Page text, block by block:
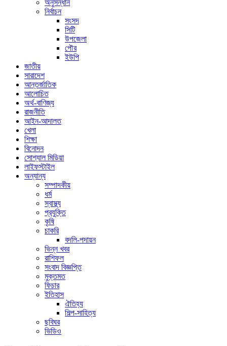
অনুসন্ধান
নির্বাচন
সংসদ
সিটি
উপজেলা
পৌর
ইউপি
জাতীয়
সারাদেশ
আন্তর্জাতিক
আলোচিত
অর্থ-বাণিজ্য
রাজনীতি
আইন-আদালত
খেলা
শিক্ষা
বিনোদন
সোশ্যাল মিডিয়া
লাইফস্টাইল
অন্যান্য
সম্পাদকীয়
ধর্ম
স্বাস্থ্য
প্রযুক্তি
কৃষি
চাকরি
বদলি-পদায়ন
ভিন্ন খবর
রাশিফল
সংবাদ বিজ্ঞপ্তি
মুক্তমত
ফিচার
ইতিহাস
ঐতিহ্য
শিল্প-সাহিত্য
ছবিঘর
ভিডিও